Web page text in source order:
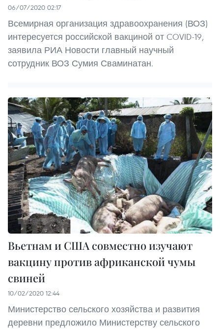
06/07/2020 02:17
Всемирная организация здравоохранения (ВОЗ)
интересуется российской вакциной от COVID-19,
заявила РИА Новости главный научный
сотрудник ВОЗ Сумия Сваминатан.
Вьетнам и США совместно изучают
вакцину против африканской чумы
свиней
10/02/2020 12:44
Министерство сельского хозяйства и развития
деревни предложило Министерству сельского